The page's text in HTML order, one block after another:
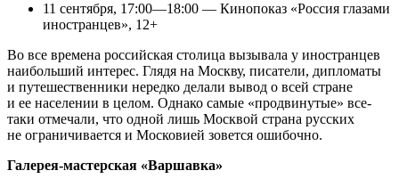
11 сентября, 17:00—18:00 — Кинопоказ «Россия глазами
иностранцев», 12+
Во все времена российская столица вызывала у иностранцев
наибольший интерес. Глядя на Москву, писатели, дипломаты
и путешественники нередко делали вывод о всей стране
и ее населении в целом. Однако самые «продвинутые» все-
таки отмечали, что одной лишь Москвой страна русских
не ограничивается и Московией зовется ошибочно.
Галерея-мастерская «Варшавка»